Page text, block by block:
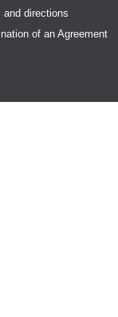
and directions
of an Agreement